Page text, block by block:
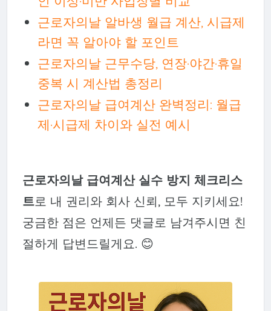
근로자의날 알바생 월급 계산, 시급제
라면 꼭 알아야 할 포인트
근로자의날 근무수당, 연장·야간·휴일
중복 시 계산법 총정리
근로자의날 급여계산 완벽정리: 월급
제·시급제 차이와 실전 예시
근로자의날 급여계산 실수 방지 체크리스
트로 내 권리와 회사 신뢰, 모두 지키세요!
궁금한 점은 언제든 댓글로 남겨주시면 친
절하게 답변드릴게요. 😊